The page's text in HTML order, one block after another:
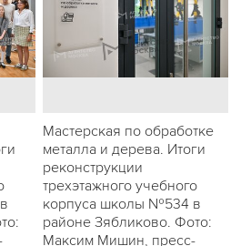
Мастерская по обработке
металла и дерева. Итоги
реконструкции
трехэтажного учебного
корпуса школы №534 в
районе Зябликово. Фото:
Максим Мишин, пресс-